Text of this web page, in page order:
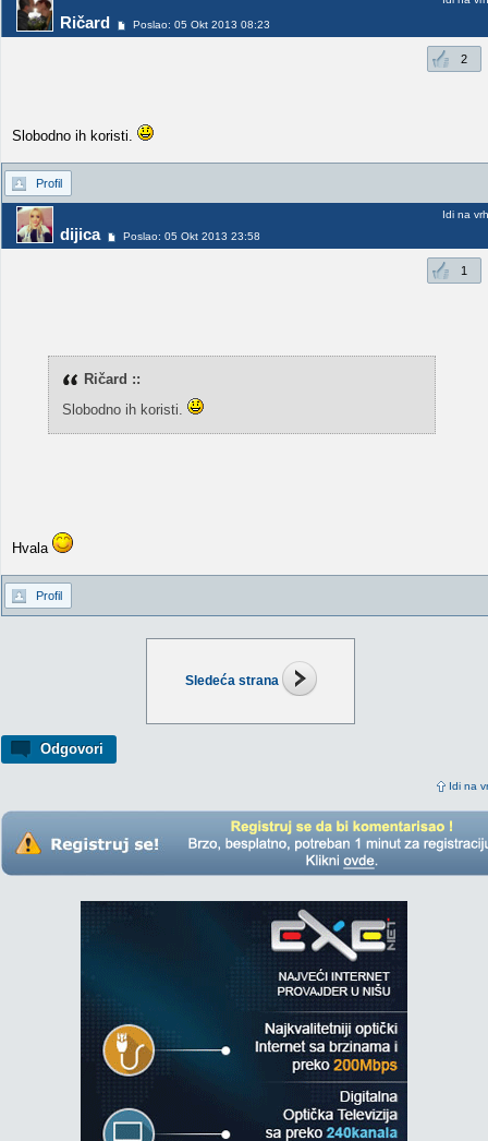
Sledeća strana
Odgovori
Idi na
Ričard Poslao: 05 Okt 2013 08:23
2
Slobodno ih koristi.
Profil
dijica Poslao: 05 Okt 2013 23:58
Idi na vrh
1
Ričard ::
Slobodno ih koristi.
Hvala
Profil